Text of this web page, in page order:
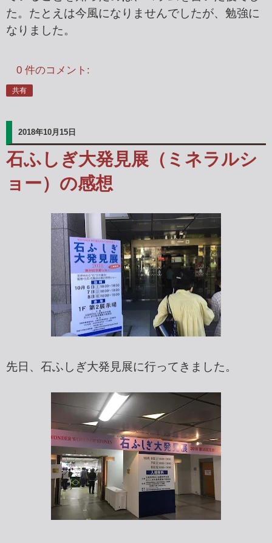
た。たとえは今風になりませんでしたが、勉強に
なりました。
0 件のコメント:
共有
2018年10月15日
石ふしぎ大発見展（ミネラルシ
ョー）の感想
先日、石ふしぎ大発見展に行ってきました。